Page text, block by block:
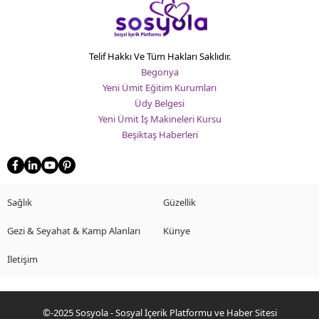
Telif Hakkı Ve Tüm Hakları Saklıdır.
Begonya
Yeni Ümit Eğitim Kurumları
Üdy Belgesi
Yeni Ümit İş Makineleri Kursu
Beşiktaş Haberleri
Sağlık Güzellik
Gezi & Seyahat & Kamp Alanları Künye
İletişim
©-2025 Sosyola - Sosyal İçerik Platformu ve Haber Sitesi